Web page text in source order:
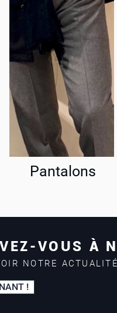
Pantalons
VOUS À
NOTRE
!